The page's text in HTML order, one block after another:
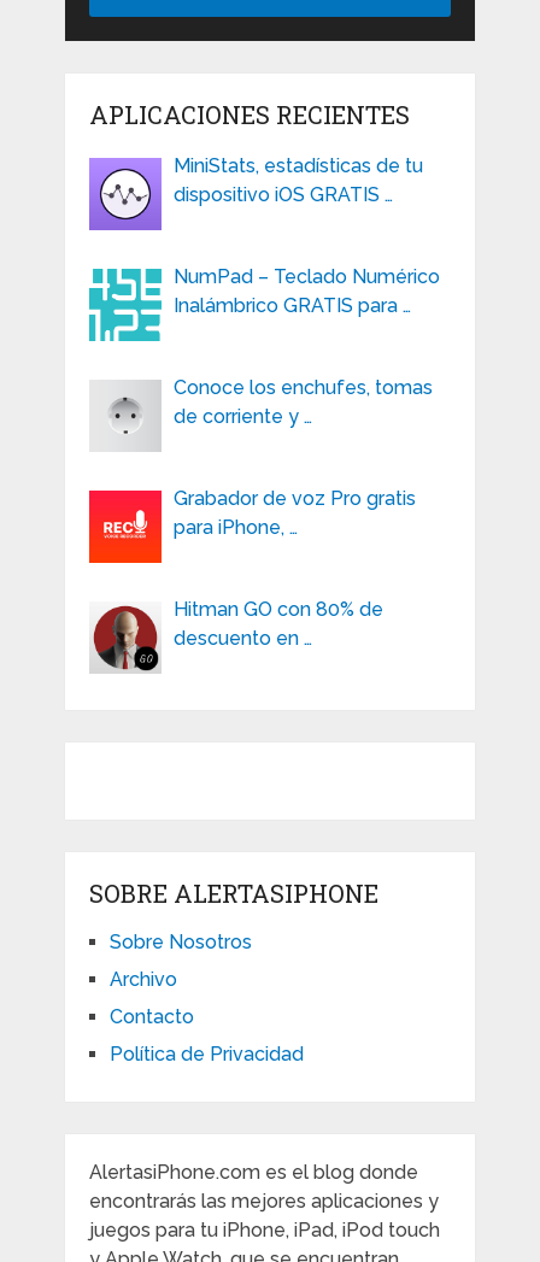
APLICACIONES RECIENTES
MiniStats, estadísticas de tu
dispositivo iOS GRATIS …
NumPad – Teclado Numérico
Inalámbrico GRATIS para …
Conoce los enchufes, tomas
de corriente y …
Grabador de voz Pro gratis
para iPhone, …
Hitman GO con 80% de
descuento en …
SOBRE ALERTASIPHONE
Sobre Nosotros
Archivo
Contacto
Política de Privacidad
AlertasiPhone.com es el blog donde
encontrarás las mejores aplicaciones y
juegos para tu iPhone, iPad, iPod touch